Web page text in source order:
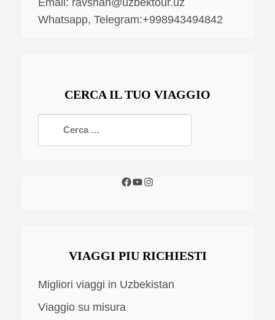
Email: ravshan@uzbektour.uz
Whatsapp, Telegram:+998943494842
CERCA IL TUO VIAGGIO
VIAGGI PIU RICHIESTI
Migliori viaggi in Uzbekistan
Viaggio su misura